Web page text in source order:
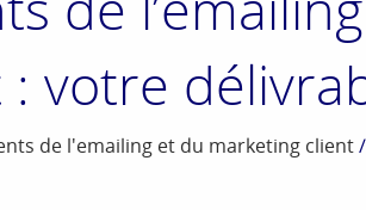
votre
de l'emailing et du marketing client/